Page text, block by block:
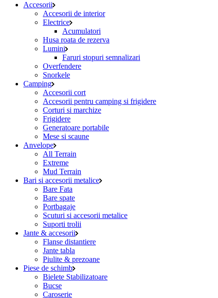
Accesorii
Accesorii de interior
Electrice
Acumulatori
Husa roata de rezerva
Lumini
Faruri stopuri semnalizari
Overfendere
Snorkele
Camping
Accesorii cort
Accesorii pentru camping si frigidere
Corturi si marchize
Frigidere
Generatoare portabile
Mese si scaune
Anvelope
All Terrain
Extreme
Mud Terrain
Bari si accesorii metalice
Bare Fata
Bare spate
Portbagaje
Scuturi si accesorii metalice
Suporti trolii
Jante & accesorii
Flanse distantiere
Jante tabla
Piulite & prezoane
Piese de schimb
Bielete Stabilizatoare
Bucse
Caroserie